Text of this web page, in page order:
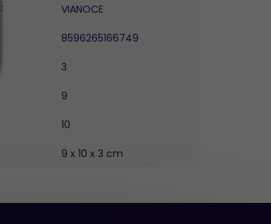
:
VIANOCE
8596265166749
3
9
10
9 x 10 x 3 cm